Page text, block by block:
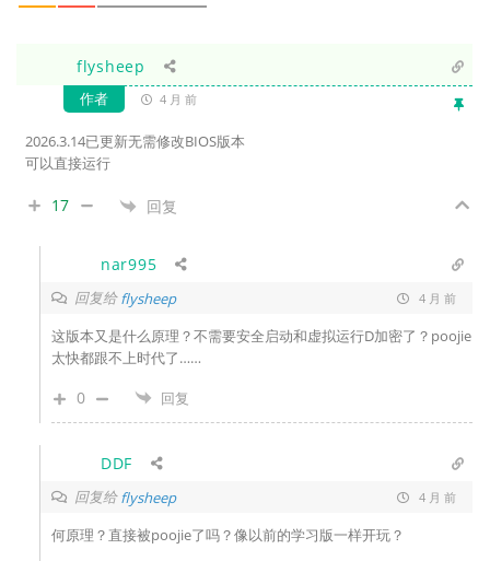
flysheep
作者 4 月 前
2026.3.14已更新无需修改BIOS版本
可以直接运行
17 回复
nar995
回复给flysheep 4 月 前
这版本又是什么原理？不需要安全启动和虚拟运行D加密了？poojie
太快都跟不上时代了……
0 回复
DDF
回复给flysheep 4 月 前
何原理？直接被poojie了吗？像以前的学习版一样开玩？